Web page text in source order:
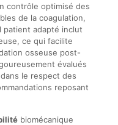
contrôle optimisé des
de la coagulation,
patient adapté inclut
ce qui facilite
osseuse post-
évalués
le respect des
reposant
biomécanique